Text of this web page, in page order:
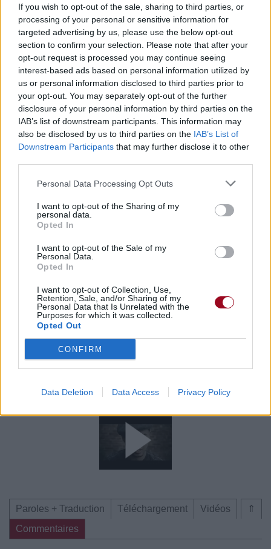
If you wish to opt-out of the sale, sharing to third parties, or
processing of your personal or sensitive information for
targeted advertising by us, please use the below opt-out
section to confirm your selection. Please note that after your
opt-out request is processed you may continue seeing
interest-based ads based on personal information utilized by
us or personal information disclosed to third parties prior to
your opt-out. You may separately opt-out of the further
disclosure of your personal information by third parties on the
IAB’s list of downstream participants. This information may
also be disclosed by us to third parties on the IAB’s List of
Downstream Participants that may further disclose it to other
Personal Data Processing Opt Outs
I want to opt-out of the Sharing of my
personal data.
Opted In
I want to opt-out of the Sale of my
Personal Data.
Opted In
I want to opt-out of Collection, Use,
Retention, Sale, and/or Sharing of my
Personal Data that Is Unrelated with the
Purposes for which it was collected.
Opted Out
CONFIRM
Data Deletion Data Access Privacy Policy
Paroles + Traduction Téléchargement
Vidéos
Commentaires
Pour prolonger le plaisir musical :
Télécharger légalement les MP3 ou trouver le CD sur
Trouver des vinyles et des CD sur
Trouver un instrument de musique ou une partition au
Commentaires
Voir la vidéo de «Llorare»
⇑
Paroles + Traduction Téléchargement
Vidéos
Commentaires